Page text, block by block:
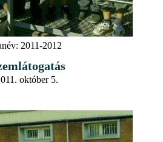
2011-2012
október 5.